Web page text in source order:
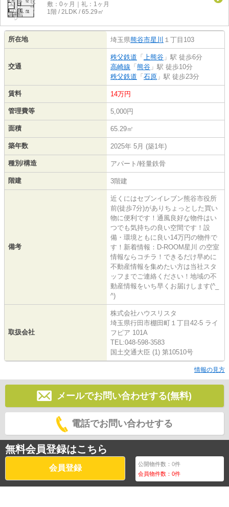
敷：0ヶ月｜礼：1ヶ月
1階 / 2LDK / 65.29㎡
所在地 埼玉県熊谷市星川 １丁目103
交通
秩父鉄道 「 上熊谷 」駅 徒歩6分
高崎線 「 熊谷 」駅 徒歩10分
秩父鉄道 「 石原 」駅 徒歩23分
賃料 14万円
管理費等 5,000円
面積 65.29㎡
築年数 2025年 5月 (築1年)
種別/構造 アパート/軽量鉄骨
階建 3階建
備考
近くにはセブンイレブン熊谷市役所
前(徒歩7分)がありちょっとした買い
物に便利です！通風良好な物件はい
つでも気持ちの良い空間です！設
備・環境ともに良い14万円の物件で
す！新着情報：D-ROOM星川 の空室
情報ならコチラ！できるだけ早めに
不動産情報を集めたい方は当社スタ
ッフまでご連絡ください！地域の不
動産情報をいち早くお届けします(^_
^)
取扱会社
株式会社ハウスリスタ
埼玉県行田市棚田町１丁目42-5 ライ
フピア 101A
TEL:048-598-3583
国土交通大臣 (1) 第10510号
情報の見方
メールでお問い合わせする(無料)
電話でお問い合わせする
無料会員登録はこちら
会員登録 公開物件数：0件
会員物件数：0件